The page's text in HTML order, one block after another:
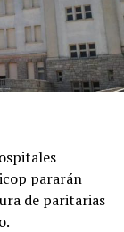
pararán
de paritarias